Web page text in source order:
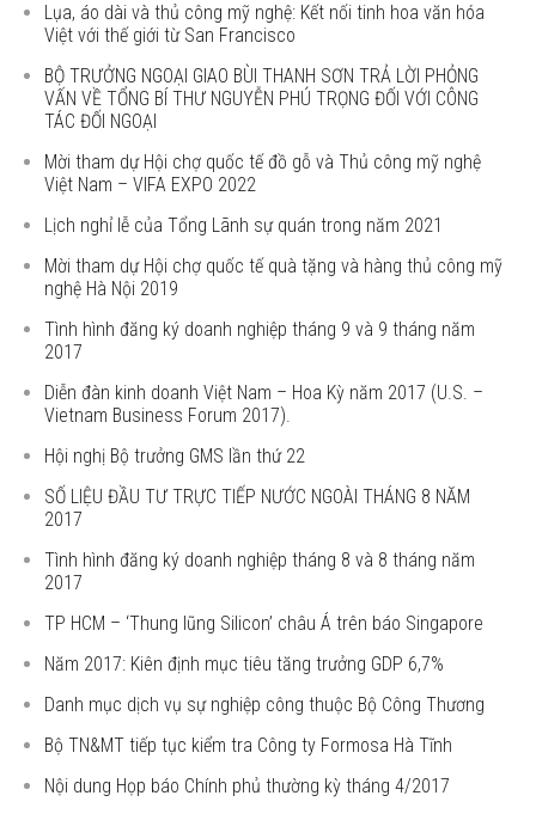
Lụa, áo dài và thủ công mỹ nghệ: Kết nối tinh hoa văn hóa
Việt với thế giới từ San Francisco
BỘ TRƯỞNG NGOẠI GIAO BÙI THANH SƠN TRẢ LỜI PHỎNG
VẤN VỀ TỔNG BÍ THƯ NGUYỄN PHÚ TRỌNG ĐỐI VỚI CÔNG
TÁC ĐỐI NGOẠI
Mời tham dự Hội chợ quốc tế đồ gỗ và Thủ công mỹ nghệ
Việt Nam – VIFA EXPO 2022
Lịch nghỉ lễ của Tổng Lãnh sự quán trong năm 2021
Mời tham dự Hội chợ quốc tế quà tặng và hàng thủ công mỹ
nghệ Hà Nội 2019
Tình hình đăng ký doanh nghiệp tháng 9 và 9 tháng năm
2017
Diễn đàn kinh doanh Việt Nam – Hoa Kỳ năm 2017 (U.S. –
Vietnam Business Forum 2017).
Hội nghị Bộ trưởng GMS lần thứ 22
SỐ LIỆU ĐẦU TƯ TRỰC TIẾP NƯỚC NGOÀI THÁNG 8 NĂM
2017
Tình hình đăng ký doanh nghiệp tháng 8 và 8 tháng năm
2017
TP HCM – ‘Thung lũng Silicon’ châu Á trên báo Singapore
Năm 2017: Kiên định mục tiêu tăng trưởng GDP 6,7%
Danh mục dịch vụ sự nghiệp công thuộc Bộ Công Thương
Bộ TN&MT tiếp tục kiểm tra Công ty Formosa Hà Tĩnh
Nội dung Họp báo Chính phủ thường kỳ tháng 4/2017